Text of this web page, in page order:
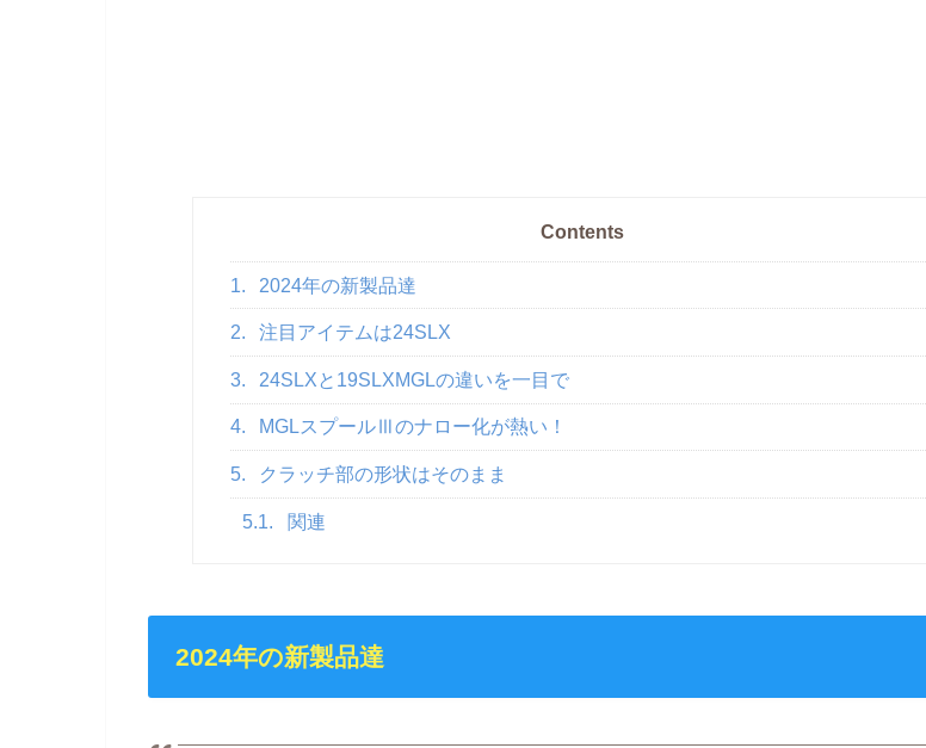
Contents
1. 2024年の新製品達
2. 注目アイテムは24SLX
3. 24SLXと19SLXMGLの違いを一目で
4. MGLスプールⅢのナロー化が熱い！
5. クラッチ部の形状はそのまま
5.1. 関連
2024年の新製品達